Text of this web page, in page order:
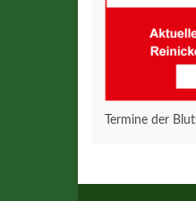
Termine der